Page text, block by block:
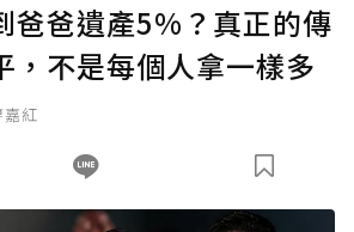
爸爸遺產5%？真正的傳
，不是每個人拿一樣多
嘉紅